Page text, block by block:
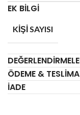
EK BILGI
KIŞI SAYISI
ÖDEME &
İADE